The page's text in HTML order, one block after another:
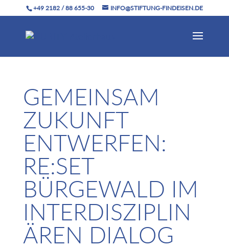
+49 2182 / 88 655-30 INFO@STIFTUNG-FINDEISEN.DE
GEMEINSAM
ZUKUNFT
ENTWERFEN:
RE:SET
BÜRGEWALD IM
INTERDISZIPLIN
ÄREN DIALOG